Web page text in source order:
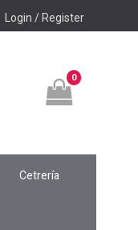
Login / Register
0
Cetrería